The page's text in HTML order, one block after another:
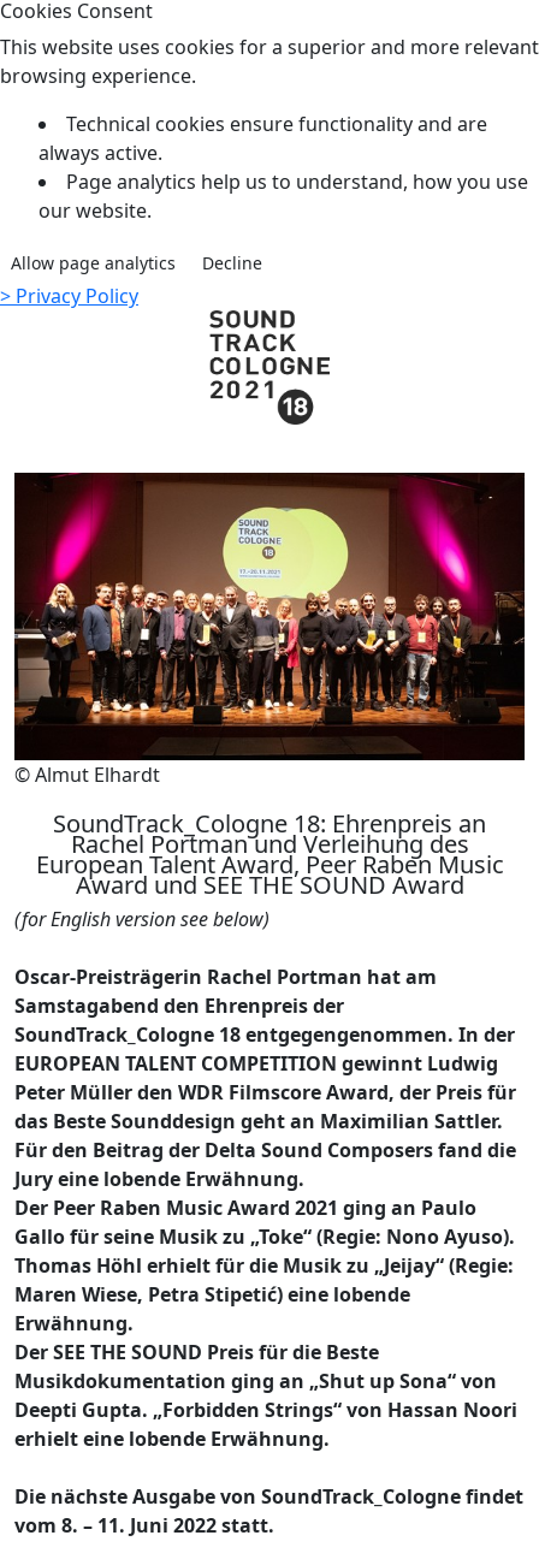
Cookies Consent
This website uses cookies for a superior and more relevant
browsing experience.
Technical cookies ensure functionality and are
always active.
Page analytics help us to understand, how you use
our website.
Allow page analytics Decline
> Privacy Policy
© Almut Elhardt
SoundTrack_Cologne 18: Ehrenpreis an
Rachel Portman und Verleihung des
European Talent Award, Peer Raben Music
Award und SEE THE SOUND Award
(for English version see below)
Oscar-Preisträgerin Rachel Portman hat am
Samstagabend den Ehrenpreis der
SoundTrack_Cologne 18 entgegengenommen. In der
EUROPEAN TALENT COMPETITION gewinnt Ludwig
Peter Müller den WDR Filmscore Award, der Preis für
das Beste Sounddesign geht an Maximilian Sattler.
Für den Beitrag der Delta Sound Composers fand die
Jury eine lobende Erwähnung.
Der Peer Raben Music Award 2021 ging an Paulo
Gallo für seine Musik zu „Toke“ (Regie: Nono Ayuso).
Thomas Höhl erhielt für die Musik zu „Jeijay“ (Regie:
Maren Wiese, Petra Stipetić) eine lobende
Erwähnung.
Der SEE THE SOUND Preis für die Beste
Musikdokumentation ging an „Shut up Sona“ von
Deepti Gupta. „Forbidden Strings“ von Hassan Noori
erhielt eine lobende Erwähnung.
Die nächste Ausgabe von SoundTrack_Cologne findet
vom 8. – 11. Juni 2022 statt.